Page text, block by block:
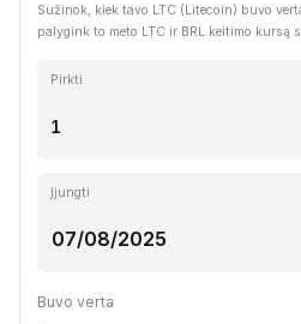
Sužinok, kiek tavo LTC (Litecoin) buvo
palygink to meto LTC ir BRL keitimo kursą
Pirkti
Įjungti
Buvo verta